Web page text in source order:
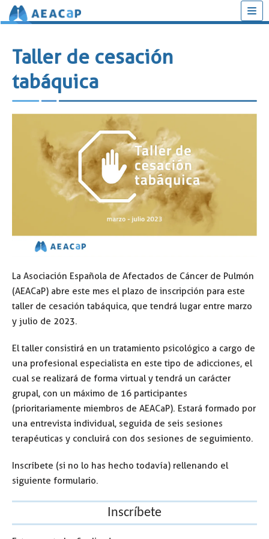
al
contenido
Taller de cesación
tabáquica
La Asociación Española de Afectados de Cáncer de Pulmón
(AEACaP) abre este mes el plazo de inscripción para este
taller de cesación tabáquica, que tendrá lugar entre marzo
y julio de 2023.
El taller consistirá en un tratamiento psicológico a cargo de
una profesional especialista en este tipo de adicciones, el
cual se realizará de forma virtual y tendrá un carácter
grupal, con un máximo de 16 participantes
(prioritariamente miembros de AEACaP). Estará formado por
una entrevista individual, seguida de seis sesiones
terapéuticas y concluirá con dos sesiones de seguimiento.
Inscríbete (si no lo has hecho todavía) rellenando el
siguiente formulario.
Inscríbete